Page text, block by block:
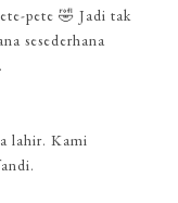
pete 🤣 Jadi tak
sesederhana
lahir. Kami